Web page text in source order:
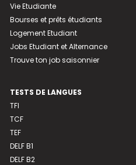
Vie Etudiante
Bourses et prêts étudiants
Logement Etudiant
Jobs Etudiant et Alternance
Trouve ton job saisonnier
TESTS DE LANGUES
TFI
TCF
TEF
DELF B1
DELF B2